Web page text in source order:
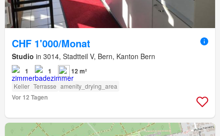
CHF 1'000/Monat
Studio in 3014, Stadtteil V, Bern, Kanton Bern
1 1 12 m²
Keller Terrasse amenity_drying_area
Vor 12 Tagen